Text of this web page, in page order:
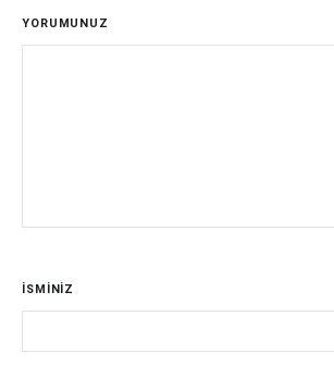
YORUMUNUZ
İSMİNİZ